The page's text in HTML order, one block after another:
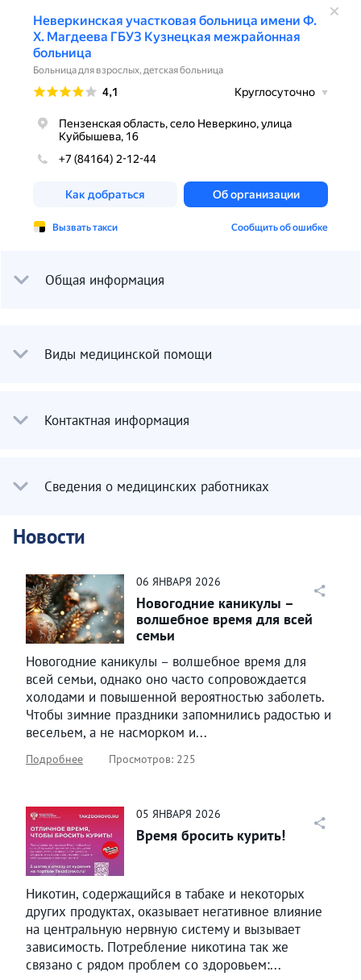
Общая информация
Виды медицинской помощи
Контактная информация
Сведения о медицинских работниках
Новости
06 ЯНВАРЯ 2026
Новогодние каникулы –
волшебное время для всей
семьи
Новогодние каникулы – волшебное время для
всей семьи, однако оно часто сопровождается
холодами и повышенной вероятностью заболеть.
Чтобы зимние праздники запомнились радостью и
весельем, а не насморком и...
Подробнее Просмотров: 225
05 ЯНВАРЯ 2026
Время бросить курить!
Никотин, содержащийся в табаке и некоторых
других продуктах, оказывает негативное влияние
на центральную нервную систему и вызывает
зависимость. Потребление никотина так же
связано с рядом проблем со здоровьем:...